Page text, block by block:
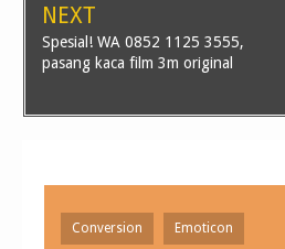
NEXT
Spesial! WA 0852 1125 3555,
pasang kaca film 3m original
Conversion Emoticon